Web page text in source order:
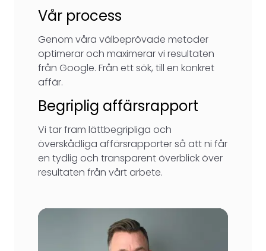
Vår process
Genom våra välbeprövade metoder
optimerar och maximerar vi resultaten
från Google. Från ett sök, till en konkret
affär.
Begriplig affärsrapport
Vi tar fram lättbegripliga och
överskådliga affärsrapporter så att ni får
en tydlig och transparent överblick över
resultaten från vårt arbete.